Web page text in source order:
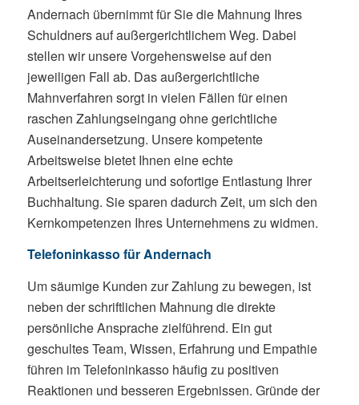
Andernach übernimmt für Sie die Mahnung Ihres
Schuldners auf außergerichtlichem Weg. Dabei
stellen wir unsere Vorgehensweise auf den
jeweiligen Fall ab. Das außergerichtliche
Mahnverfahren sorgt in vielen Fällen für einen
raschen Zahlungseingang ohne gerichtliche
Auseinandersetzung. Unsere kompetente
Arbeitsweise bietet Ihnen eine echte
Arbeitserleichterung und sofortige Entlastung Ihrer
Buchhaltung. Sie sparen dadurch Zeit, um sich den
Kernkompetenzen Ihres Unternehmens zu widmen.
Telefoninkasso für Andernach
Um säumige Kunden zur Zahlung zu bewegen, ist
neben der schriftlichen Mahnung die direkte
persönliche Ansprache zielführend. Ein gut
geschultes Team, Wissen, Erfahrung und Empathie
führen im Telefoninkasso häufig zu positiven
Reaktionen und besseren Ergebnissen. Gründe der